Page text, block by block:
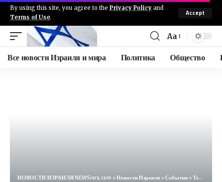
By using this site, you agree to the Privacy Policy and
Terms of Use.
Accept
Aa
Все новости Израиля и мира Политика Общество
НОВОСТИ ИЗРАИЛЯ NEWSisra.com >Новости Израиля>События>Террорист получил ранение во время столкновений с силами ЦАХАЛа в деревне Бейт Фурик возле Шхема. #и